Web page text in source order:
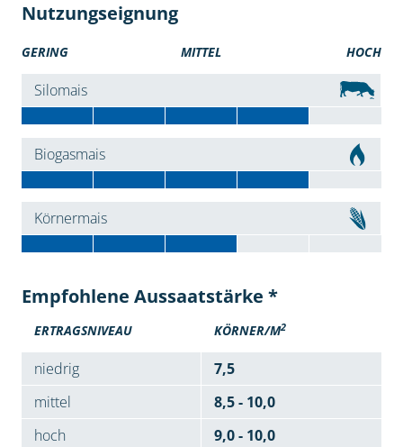
Nutzungseignung
GERING MITTEL HOCH
Silomais
Biogasmais
Körnermais
Empfohlene Aussaatstärke *
ERTRAGSNIVEAU KÖRNER/M2
niedrig
7,5
mittel
8,5 - 10,0
hoch
9,0 - 10,0